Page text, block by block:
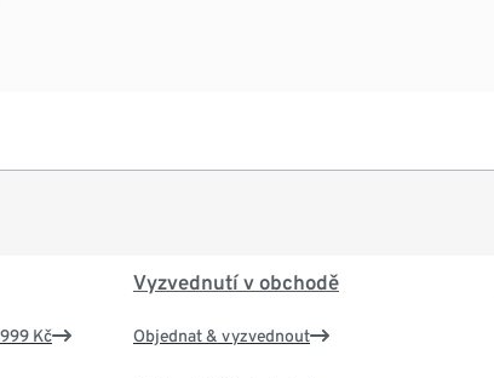
Kč
Vyzvednutí v obchodě
Objednat & vyzvednout